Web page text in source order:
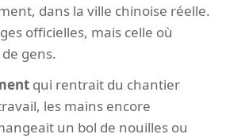
dans la ville chinoise réelle.
officielles, mais celle où
gens.
qui rentrait du chantier
les mains encore
un bol de nouilles ou